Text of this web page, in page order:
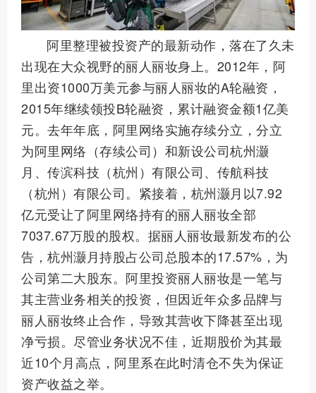
阿里整理被投资产的最新动作，落在了久未
出现在大众视野的丽人丽妆身上。2012年，阿
里出资1000万美元参与丽人丽妆的A轮融资，
2015年继续领投B轮融资，累计融资金额1亿美
元。去年年底，阿里网络实施存续分立，分立
为阿里网络（存续公司）和新设公司杭州灏
月、传滨科技（杭州）有限公司、传航科技
（杭州）有限公司。紧接着，杭州灏月以7.92
亿元受让了阿里网络持有的丽人丽妆全部
7037.67万股的股权。据丽人丽妆最新发布的公
告，杭州灏月持股占公司总股本的17.57%，为
公司第二大股东。阿里投资丽人丽妆是一笔与
其主营业务相关的投资，但因近年众多品牌与
丽人丽妆终止合作，导致其营收下降甚至出现
净亏损。尽管业务状况不佳，近期股价为其最
近10个月高点，阿里系在此时清仓不失为保证
资产收益之举。